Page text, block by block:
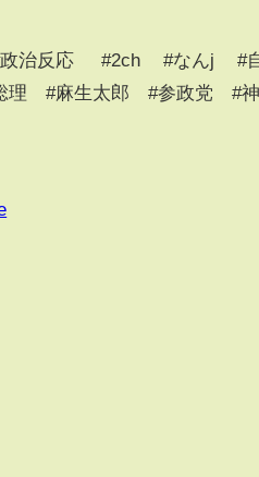
#政治反応 #2ch #なんj #
総理 #麻生太郎 #参政党 #